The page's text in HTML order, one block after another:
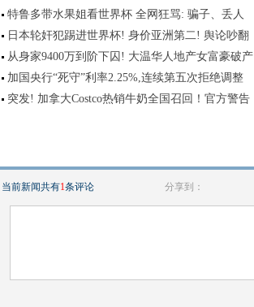
特鲁多带水果姐看世界杯 全网狂骂: 骗子、丢人
日本轮奸犯踢进世界杯! 身价亚洲第二! 舆论吵翻
从身家9400万到阶下囚! 大温华人地产女富豪破产
加国央行“死守”利率2.25%,连续第五次拒绝调整
突发! 加拿大Costco热销牛奶全国召回！官方警告
当前新闻共有1条评论 分享到：